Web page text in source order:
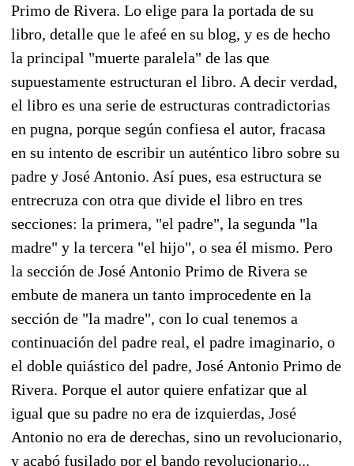
Primo de Rivera. Lo elige para la portada de su
libro, detalle que le afeé en su blog, y es de hecho
la principal "muerte paralela" de las que
supuestamente estructuran el libro. A decir verdad,
el libro es una serie de estructuras contradictorias
en pugna, porque según confiesa el autor, fracasa
en su intento de escribir un auténtico libro sobre su
padre y José Antonio. Así pues, esa estructura se
entrecruza con otra que divide el libro en tres
secciones: la primera, "el padre", la segunda "la
madre" y la tercera "el hijo", o sea él mismo. Pero
la sección de José Antonio Primo de Rivera se
embute de manera un tanto improcedente en la
sección de "la madre", con lo cual tenemos a
continuación del padre real, el padre imaginario, o
el doble quiástico del padre, José Antonio Primo de
Rivera. Porque el autor quiere enfatizar que al
igual que su padre no era de izquierdas, José
Antonio no era de derechas, sino un revolucionario,
y acabó fusilado por el bando revolucionario...